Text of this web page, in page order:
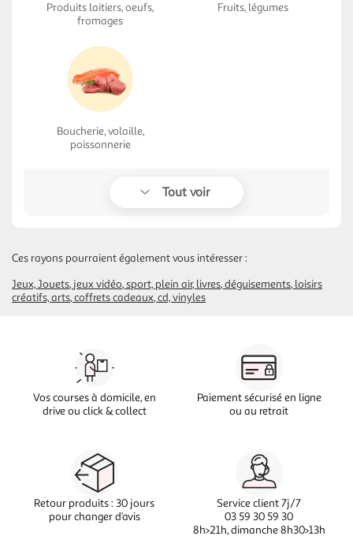
Produits laitiers, oeufs,
fromages
Fruits, légumes
Boucherie, volaille,
poissonnerie
Tout voir
Ces rayons pourraient également vous intéresser :
Jeux, Jouets jeux vidéo sport, plein air livres déguisements loisirs
créatifs, arts coffrets cadeaux cd, vinyles
Vos courses à domicile, en
drive ou click & collect
Paiement sécurisé en ligne
ou au retrait
Retour produits : 30 jours
pour changer d’avis
Service client 7j/7
03 59 30 59 30
8h>21h, dimanche 8h30>13h